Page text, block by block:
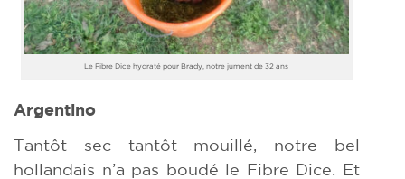
Le Fibre Dice hydraté pour Brady, notre jument de 32 ans
Argentino
Tantôt sec tantôt mouillé, notre bel
hollandais n’a pas boudé le Fibre Dice. Et